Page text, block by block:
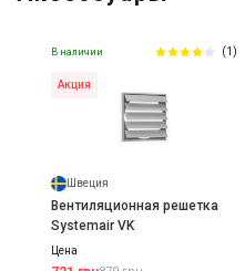
В наличии (1)
Акция
Швеция
Вентиляционная решетка
Systemair VK
Цена